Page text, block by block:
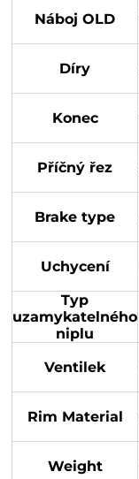
Náboj OLD
Díry
Konec
Příčný řez
Brake type
Uchycení
Typ
uzamykatelného
niplu
Ventilek
Rim Material
Weight